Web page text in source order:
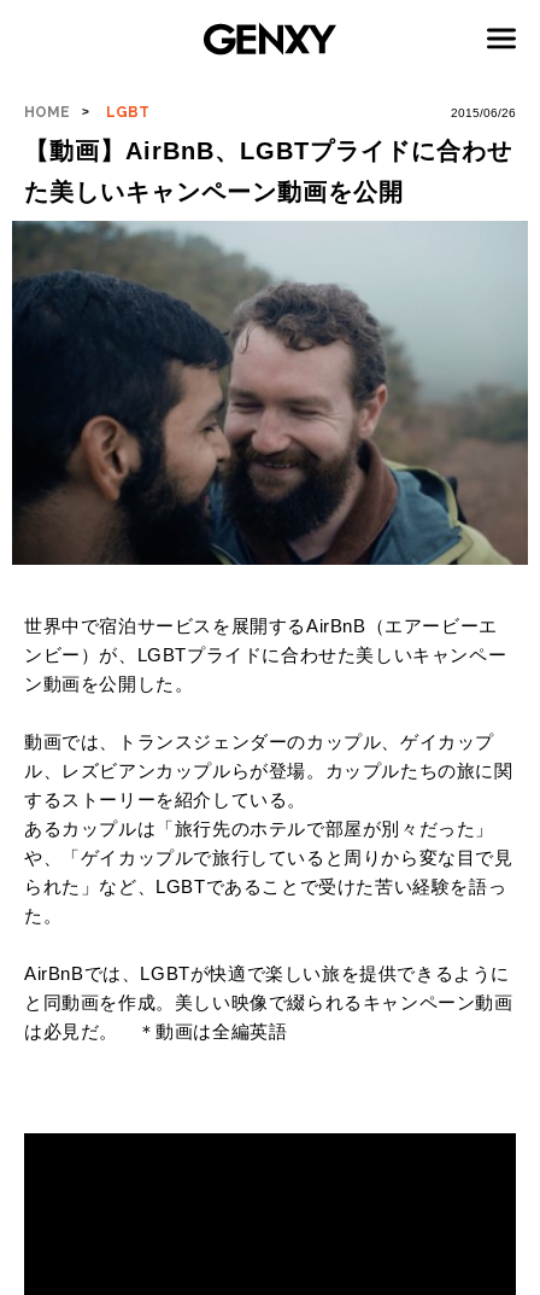
HOME LGBT 2015/06/26
【動画】AirBnB、LGBTプライドに合わせ
た美しいキャンペーン動画を公開
世界中で宿泊サービスを展開するAirBnB（エアービーエ
ンビー）が、LGBTプライドに合わせた美しいキャンペー
ン動画を公開した。
動画では、トランスジェンダーのカップル、ゲイカップ
ル、レズビアンカップルらが登場。カップルたちの旅に関
するストーリーを紹介している。
あるカップルは「旅行先のホテルで部屋が別々だった」
や、「ゲイカップルで旅行していると周りから変な目で見
られた」など、LGBTであることで受けた苦い経験を語っ
た。
AirBnBでは、LGBTが快適で楽しい旅を提供できるように
と同動画を作成。美しい映像で綴られるキャンペーン動画
は必見だ。 ＊動画は全編英語